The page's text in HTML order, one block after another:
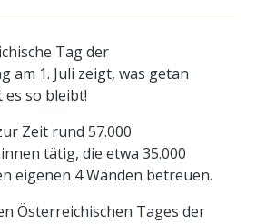
Tag der
am 1. Juli zeigt, was getan
so bleibt!
Zeit rund 57.000
tätig, die etwa 35.000
eigenen 4 Wänden betreuen.
Österreichischen Tages der